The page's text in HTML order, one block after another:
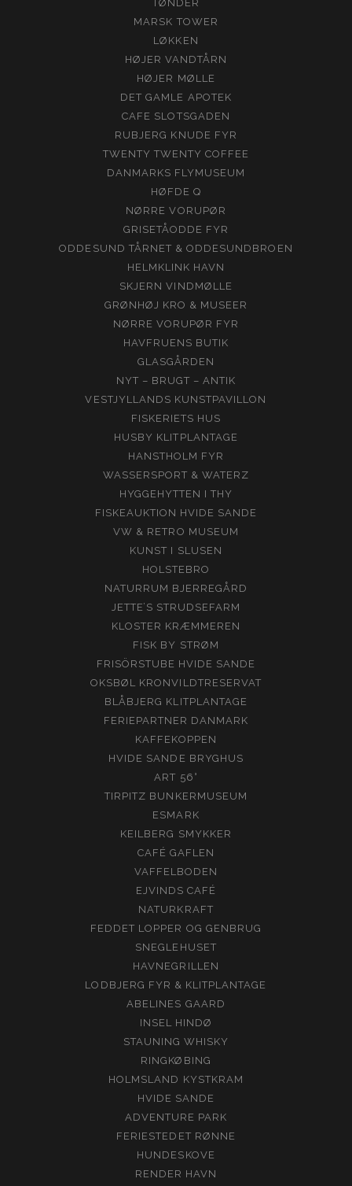
TØNDER
MARSK TOWER
LØKKEN
HØJER VANDTÅRN
HØJER MØLLE
DET GAMLE APOTEK
CAFE SLOTSGADEN
RUBJERG KNUDE FYR
TWENTY TWENTY COFFEE
DANMARKS FLYMUSEUM
HØFDE Q
NØRRE VORUPØR
GRISETÅODDE FYR
ODDESUND TÅRNET & ODDESUNDBROEN
HELMKLINK HAVN
SKJERN VINDMØLLE
GRØNHØJ KRO & MUSEER
NØRRE VORUPØR FYR
HAVFRUENS BUTIK
GLASGÅRDEN
NYT – BRUGT – ANTIK
VESTJYLLANDS KUNSTPAVILLON
FISKERIETS HUS
HUSBY KLITPLANTAGE
HANSTHOLM FYR
WASSERSPORT & WATERZ
HYGGEHYTTEN I THY
FISKEAUKTION HVIDE SANDE
VW & RETRO MUSEUM
KUNST I SLUSEN
HOLSTEBRO
NATURRUM BJERREGÅRD
JETTE’S STRUDSEFARM
KLOSTER KRÆMMEREN
FISK BY STRØM
FRISÖRSTUBE HVIDE SANDE
OKSBØL KRONVILDTRESERVAT
BLÅBJERG KLITPLANTAGE
FERIEPARTNER DANMARK
KAFFEKOPPEN
HVIDE SANDE BRYGHUS
ART 56°
TIRPITZ BUNKERMUSEUM
ESMARK
KEILBERG SMYKKER
CAFÉ GAFLEN
VAFFELBODEN
EJVINDS CAFÉ
NATURKRAFT
FEDDET LOPPER OG GENBRUG
SNEGLEHUSET
HAVNEGRILLEN
LODBJERG FYR & KLITPLANTAGE
ABELINES GAARD
INSEL HINDØ
STAUNING WHISKY
RINGKØBING
HOLMSLAND KYSTKRAM
HVIDE SANDE
ADVENTURE PARK
FERIESTEDET RØNNE
HUNDESKOVE
RENDER HAVN